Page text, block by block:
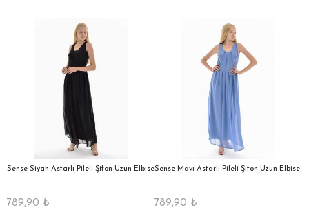
Sense Siyah Astarlı Pileli Şifon Uzun Elbise
789,90 ₺
Sense Mavı Astarlı Pileli Şifon Uzun Elbise
789,90 ₺